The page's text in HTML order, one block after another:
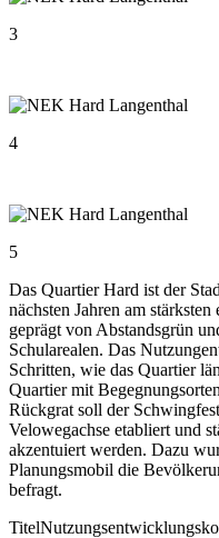
3
4
5
Das Quartier Hard ist der
nächsten Jahren am
geprägt von Abstandsgrün
Schularealen. Das
Schritten, wie das Quartier
Quartier mit
Rückgrat soll der
Velowegachse etabliert und
akzentuiert werden. Dazu
Planungsmobil die
befragt.
Titel